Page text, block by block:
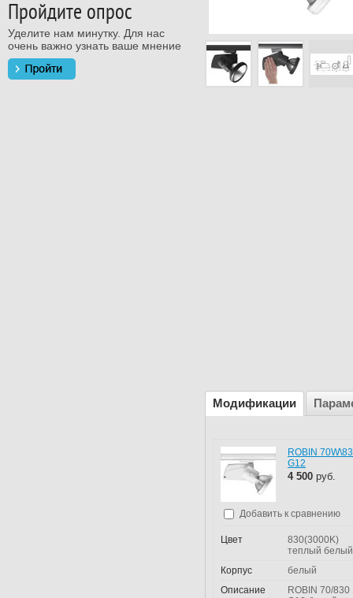
Пройдите опрос
Уделите нам минутку. Для нас
очень важно узнать ваше мнение
Модификации
ROBIN
G12
4 500 руб.
Добавить к сравнению
Цвет
830(3000K)
теплый белый
Корпус
белый
Описание
ROBIN 70/830